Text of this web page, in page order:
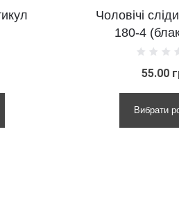
Чоловічі сліди - артикул
180-4 (блакитний)
Вибрати розмір